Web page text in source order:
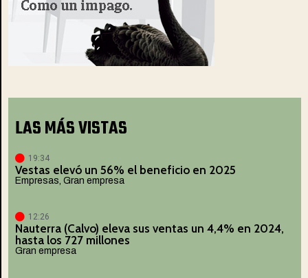
LAS MÁS VISTAS
19:34
Vestas elevó un 56% el beneficio en 2025
Empresas Gran empresa
12:26
Nauterra (Calvo) eleva sus ventas un 4,4% en 2024,
hasta los 727 millones
Gran empresa